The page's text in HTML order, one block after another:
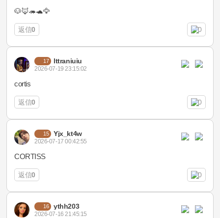
🐶🦊🦔🐢🦅
返信0 0
17 lttraniuiu
2026-07-19 23:15:02
cortis
返信0 0
15 Yjx_kt4w
2026-07-17 00:42:55
CORTISS
返信0 0
16 ythh203
2026-07-16 21:45:15